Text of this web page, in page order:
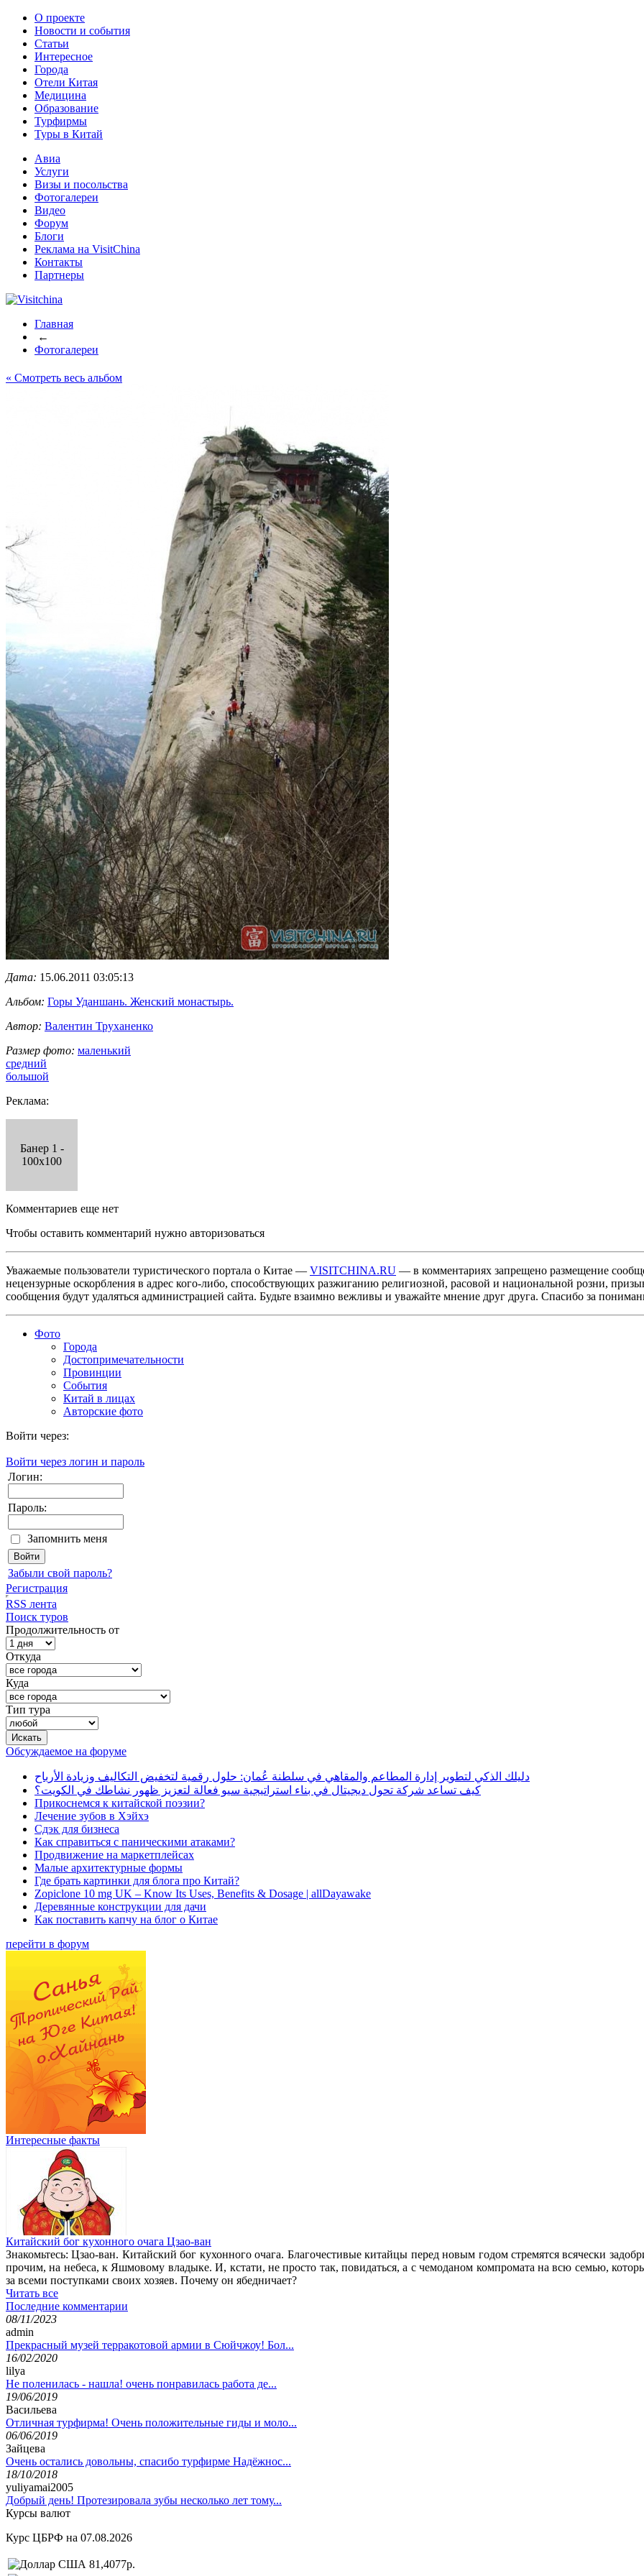
О проекте
Новости и события
Статьи
Интересное
Города
Отели Китая
Медицина
Образование
Турфирмы
Туры в Китай
Авиа
Услуги
Визы и посольства
Фотогалереи
Видео
Форум
Блоги
Реклама на VisitChina
Контакты
Партнеры
Главная
←
Фотогалереи
« Cмотреть весь альбом
Дата: 15.06.2011 03:05:13
Альбом: Горы Уданшань. Женский монастырь.
Автор: Валентин Труханенко
Размер фото: маленький
средний
большой
Реклама:
Банер 1 -
100x100
Комментариев еще нет
Чтобы оставить комментарий нужно авторизоваться
Уважаемые пользователи туристического портала о Китае — VISITCHINA.RU — в комментариях запрещено размещение
нецензурные оскорбления в адрес кого-либо, способствующих разжиганию религиозной, расовой и национальной розни,
сообщения будут удаляться администрацией сайта. Будьте взаимно вежливы и уважайте мнение друг друга. Спасибо за
Фото
Города
Достопримечательности
Провинции
События
Китай в лицах
Авторские фото
Войти через:
Войти через логин и пароль
Логин:
Пароль:
Запомнить меня
Забыли свой пароль?
Регистрация
RSS лента
Поиск туров
Продолжительность от
Откуда
Куда
Тип тура
Обсуждаемое на форуме
دليلك الذكي لتطوير إدارة المطاعم والمقاهي في سلطنة عُمان: حلول رقمية لتخفيض التكاليف وزيادة الأرباح
كيف تساعد شركة تحول ديجيتال في بناء استراتيجية سيو فعالة لتعزيز ظهور نشاطك في الكويت؟
Прикоснемся к китайской поэзии?
Лечение зубов в Хэйхэ
Сдэк для бизнеса
Как справиться с паническими атаками?
Продвижение на маркетплейсах
Малые архитектурные формы
Где брать картинки для блога про Китай?
Zopiclone 10 mg UK – Know Its Uses, Benefits & Dosage | allDayawake
Деревянные конструкции для дачи
Как поставить капчу на блог о Китае
перейти в форум
Интересные факты
Китайский бог кухонного очага Цзао-ван
Знакомьтесь: Цзао-ван. Китайский бог кухонного очага. Благочестивые китайцы перед новым годом стремятся всячески
прочим, на небеса, к Яшмовому владыке. И, кстати, не просто так, повидаться, а с чемоданом компромата на всю семью,
за всеми поступками своих хозяев. Почему он ябедничает?
Читать все
Последние комментарии
08/11/2023
admin
Прекрасный музей терракотовой армии в Сюйчжоу! Бол...
16/02/2020
lilya
Не поленилась - нашла! очень понравилась работа де...
19/06/2019
Васильева
Отличная турфирма! Очень положительные гиды и моло...
06/06/2019
Зайцева
Очень остались довольны, спасибо турфирме Надёжнос...
18/10/2018
yuliyamai2005
Добрый день! Протезировала зубы несколько лет тому...
Курсы валют
Курс ЦБРФ на 07.08.2026
81,4077р.